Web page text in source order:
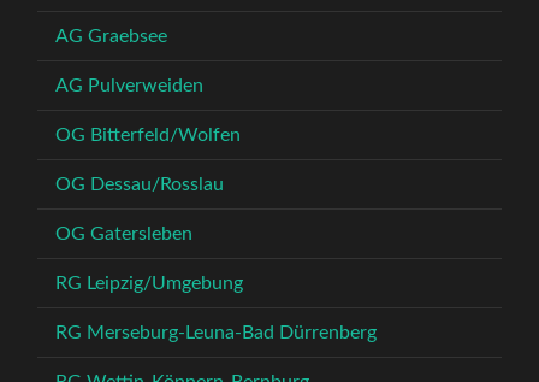
AG Graebsee
AG Pulverweiden
OG Bitterfeld/Wolfen
OG Dessau/Rosslau
OG Gatersleben
RG Leipzig/Umgebung
RG Merseburg-Leuna-Bad Dürrenberg